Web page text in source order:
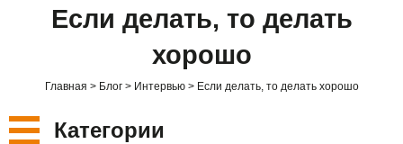
Если делать, то делать
хорошо
Главная Блог Интервью Если делать, то делать хорошо
Категории